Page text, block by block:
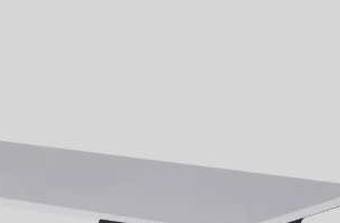
Preskúmať